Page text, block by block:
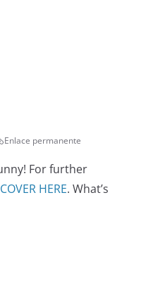
Enlace permanente
For further
HERE. What’s